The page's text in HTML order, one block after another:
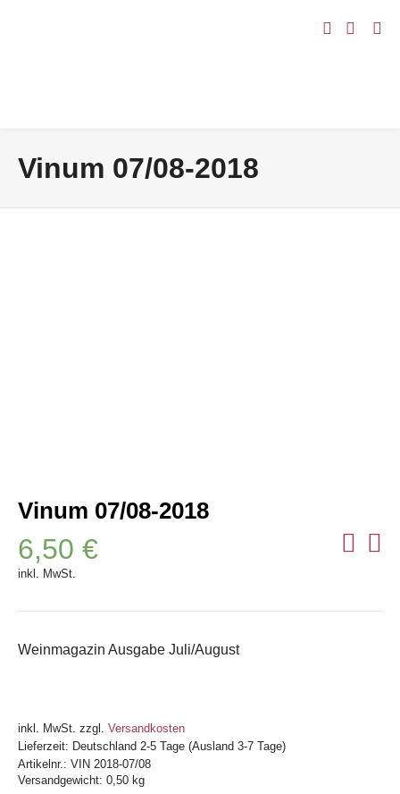
Vinum 07/08-2018
Vinum 07/08-2018
6,50 €
inkl. MwSt.
Weinmagazin Ausgabe Juli/August
inkl. MwSt. zzgl. Versandkosten
Lieferzeit: Deutschland 2-5 Tage (Ausland 3-7 Tage)
Artikelnr.: VIN 2018-07/08
Versandgewicht: 0,50 kg